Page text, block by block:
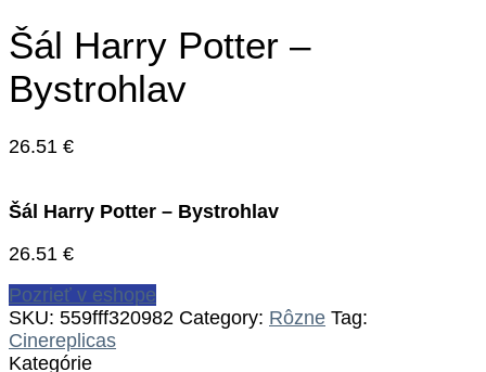
Šál Harry Potter –
Bystrohlav
26.51 €
Šál Harry Potter – Bystrohlav
26.51 €
Pozrieť v eshope
SKU: 559fff320982 Category: Rôzne Tag:
Cinereplicas
Kategórie